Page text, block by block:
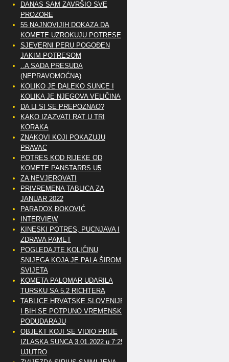
DANAS SAM ZAVRŠIO SVE
PROZORE
55 NAJNOVIJIH DOKAZA DA
KOMETE UZROKUJU POTRESE
SJEVERNI PERU POGOĐEN
JAKIM POTRESOM
..A SADA PRESUDA
(NEPRAVOMOĆNA)
KOLIKO JE DALEKO SUNCE I
KOLIKA JE NJEGOVA VELIČINA
DA LI SI SE PREPOZNAO?
KAKO IZAZVATI RAT U TRI
KORAKA
ZNAKOVI KOJI POKAZUJU
PRAVAC
POTRES KOD RIJEKE OD
KOMETE PANSTARRS U5
ZA NEVJEROVATI
PRIVREMENA TABLICA ZA
JANUAR 2022
PARADOX ĐOKOVIĆ
INTERVIEW
KINESKI POTRES, PUCNJAVA I
ZDRAVA PAMET
POGLEDAJTE KOLIČINU
SNIJEGA KOJA JE PALA ŠIROM
SVIJETA
KOMETA PALOMAR UDARILA
TURSKU SA 5.2 RICHTERA
TABLICE HRVATSKE SLOVENIJE
I BIH SE POTPUNO VREMENSKI
PODUDARAJU
OBJEKT KOJI SE VIDIO PRIJE
IZLASKA SUNCA 3.01.2022 u 7:25
UJUTRO